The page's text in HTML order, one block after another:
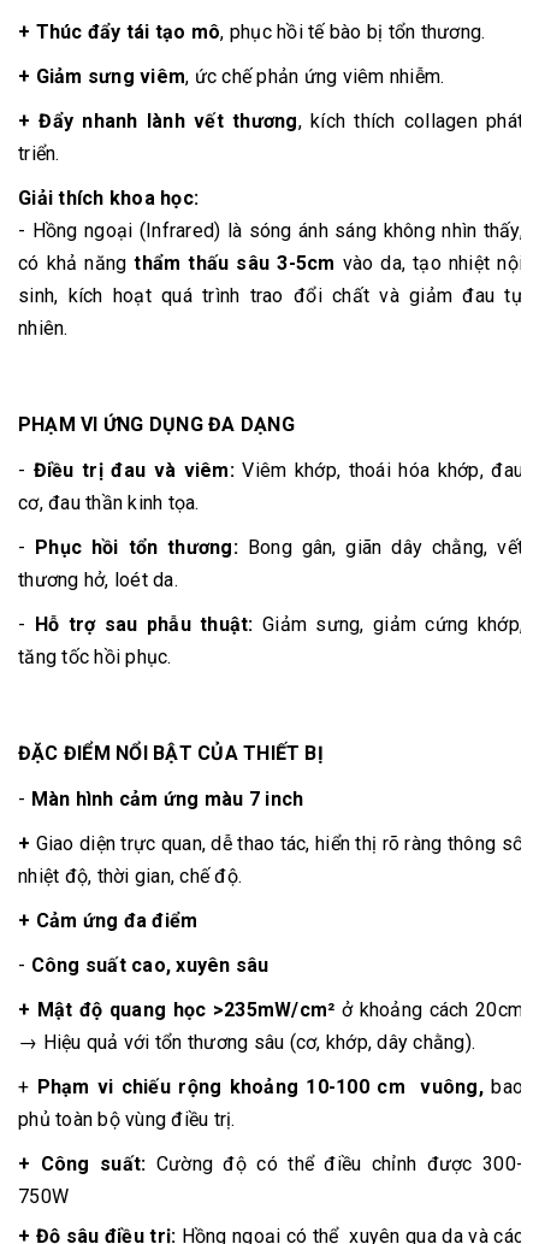
+ Thúc đẩy tái tạo mô, phục hồi tế bào bị tổn thương.
+ Giảm sưng viêm, ức chế phản ứng viêm nhiễm.
+ Đẩy nhanh lành vết thương, kích thích collagen phát
triển.
Giải thích khoa học:
- Hồng ngoại (Infrared) là sóng ánh sáng không nhìn thấy,
có khả năngthẩm thấu sâu 3-5cm vào da, tạo nhiệt nội
sinh, kích hoạt quá trình trao đổi chất và giảm đau tự
nhiên.
PHẠM VI ỨNG DỤNG ĐA DẠNG
- Điều trị đau và viêm:Viêm khớp, thoái hóa khớp, đau
cơ, đau thần kinh tọa.
- Phục hồi tổn thương:Bong gân, giãn dây chằng, vết
thương hở, loét da.
- Hỗ trợ sau phẫu thuật: Giảm sưng, giảm cứng khớp,
tăng tốc hồi phục.
ĐẶC ĐIỂM NỔI BẬT CỦA THIẾT BỊ
- Màn hình cảm ứng màu 7 inch
+ Giao diện trực quan, dễ thao tác, hiển thị rõ ràng thông số
nhiệt độ, thời gian, chế độ.
+ Cảm ứng đa điểm
- Công suất cao, xuyên sâu
+ Mật độ quang học >235mW/cm² ở khoảng cách 20cm
→ Hiệu quả với tổn thương sâu (cơ, khớp, dây chằng).
+ Phạm vi chiếu rộng khoảng 10-100 cm vuông,bao
phủ toàn bộ vùng điều trị.
+ Công suất: Cường độ có thể điều chỉnh được 300-
750W
+ Độ sâu điều trị: Hồng ngoại có thể xuyên qua da và các